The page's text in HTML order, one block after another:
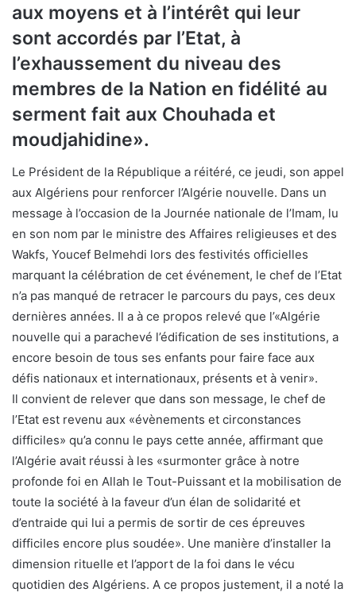
aux moyens et à l’intérêt qui leur
sont accordés par l’Etat, à
l’exhaussement du niveau des
membres de la Nation en fidélité au
serment fait aux Chouhada et
moudjahidine».
Le Président de la République a réitéré, ce jeudi, son appel
aux Algériens pour renforcer l’Algérie nouvelle. Dans un
message à l’occasion de la Journée nationale de l’Imam, lu
en son nom par le ministre des Affaires religieuses et des
Wakfs, Youcef Belmehdi lors des festivités officielles
marquant la célébration de cet événement, le chef de l’Etat
n’a pas manqué de retracer le parcours du pays, ces deux
dernières années. Il a à ce propos relevé que l’«Algérie
nouvelle qui a parachevé l’édification de ses institutions, a
encore besoin de tous ses enfants pour faire face aux
défis nationaux et internationaux, présents et à venir».
Il convient de relever que dans son message, le chef de
l’Etat est revenu aux «évènements et circonstances
difficiles» qu’a connu le pays cette année, affirmant que
l’Algérie avait réussi à les «surmonter grâce à notre
profonde foi en Allah le Tout-Puissant et la mobilisation de
toute la société à la faveur d’un élan de solidarité et
d’entraide qui lui a permis de sortir de ces épreuves
difficiles encore plus soudée». Une manière d’installer la
dimension rituelle et l’apport de la foi dans le vécu
quotidien des Algériens. A ce propos justement, il a noté la